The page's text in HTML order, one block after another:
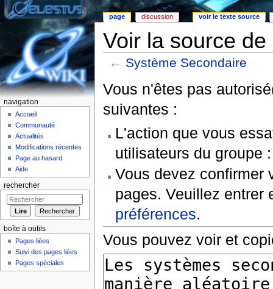
Voir la source
← Système Secondaire
Vous n'êtes pas
suivantes :
L'action que vous
utilisateurs du groupe
Vous devez confirmer
pages. Veuillez entrer
préférences.
Vous pouvez voir et
page discussion voir le texte source
navigation
Accueil
Communauté
Actualités
Modifications récentes
Page au hasard
Aide
rechercher
boîte à outils
Pages liées
Suivi des pages liées
Pages spéciales